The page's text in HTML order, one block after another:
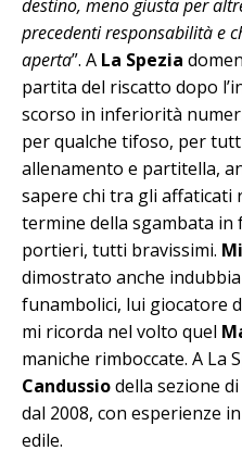
destino, meno giusta per
precedenti responsabilità e
aperta”. A La Spezia
partita del riscatto dopo
scorso in inferiorità
per qualche tifoso, per
allenamento e partitella,
sapere chi tra gli affaticati
termine della sgambata in
portieri, tutti bravissimi.
dimostrato anche
funambolici, lui giocatore
mi ricorda nel volto quel
maniche rimboccate. A La
Candussiodella sezione
dal 2008, con esperienze
edile.